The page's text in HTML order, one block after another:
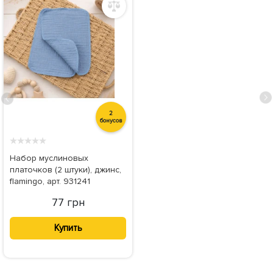
2
бонусов
★★★★★
Набор муслиновых
платочков (2 штуки), джинс,
flamingo, арт. 931241
77 грн
Купить